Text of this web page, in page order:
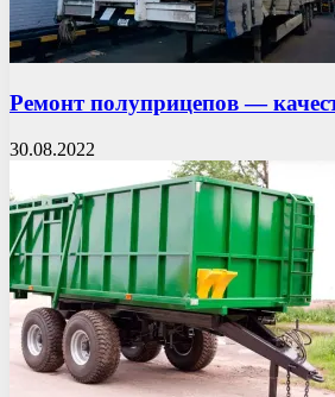
Ремонт полуприцепов —
30.08.2022